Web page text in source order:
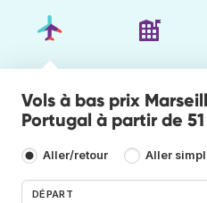
Vols à bas prix
Portugal à partir de
Aller/retour Aller
DÉPART